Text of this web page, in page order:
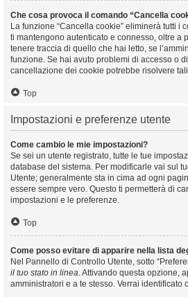
Che cosa provoca il comando “Cancella
La funzione “Cancella cookie” eliminerà tutti i
ti mantengono autenticato e connesso, oltre a
tenere traccia di quello che hai letto, se
funzione. Se hai avuto problemi di accesso o
cancellazione dei cookie potrebbe risolvere
Top
Impostazioni e preferenze utente
Come cambio le mie impostazioni?
Se sei un utente registrato, tutte le tue
database del sistema. Per modificarle vai sul
Utente; generalmente sta in cima ad ogni
essere sempre vero. Questo ti permetterà di
impostazioni e le preferenze.
Top
Come posso evitare di apparire nella lista
Nel Pannello di Controllo Utente, sotto
il tuo stato in linea. Attivando questa opzione,
amministratori e a te stesso. Verrai identificato